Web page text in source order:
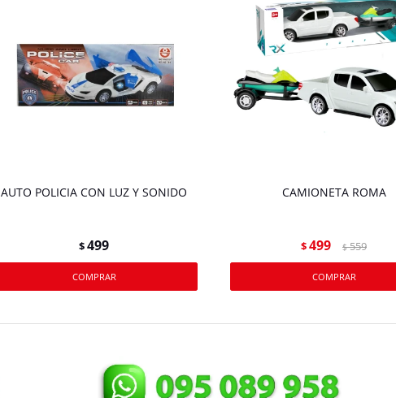
AUTO POLICIA CON LUZ Y SONIDO
$499
CAMIONETA ROMA
$499 $ 559